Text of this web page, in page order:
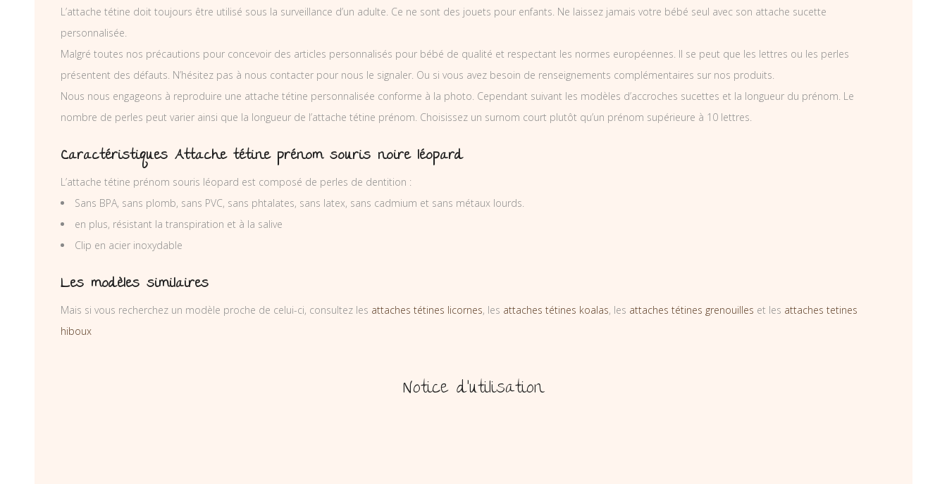
L’attache tétine doit toujours être utilisé sous la surveillance d’un adulte. Ce ne sont des jouets pour enfants. Ne laissez jamais votre bébé seul avec son attache sucette
personnalisée.
Malgré toutes nos précautions pour concevoir des articles personnalisés pour bébé de qualité et respectant les normes européennes. Il se peut que les lettres ou les perles
présentent des défauts. N’hésitez pas à nous contacter pour nous le signaler. Ou si vous avez besoin de renseignements complémentaires sur nos produits.
Nous nous engageons à reproduire une attache tétine personnalisée conforme à la photo. Cependant suivant les modèles d’accroches sucettes et la longueur du prénom. Le
nombre de perles peut varier ainsi que la longueur de l’attache tétine prénom. Choisissez un surnom court plutôt qu’un prénom supérieure à 10 lettres.
Caractéristiques Attache tétine prénom souris noire léopard
L’attache tétine prénom souris léopard est composé de perles de dentition :
Sans BPA, sans plomb, sans PVC, sans phtalates, sans latex, sans cadmium et sans métaux lourds.
en plus, résistant la transpiration et à la salive
Clip en acier inoxydable
Les modèles similaires
Mais si vous recherchez un modèle proche de celui-ci, consultez les attaches tétines licornes, les attaches tétines koalas, les attaches tétines grenouilles et les attaches tetines
hiboux
Notice d’utilisation